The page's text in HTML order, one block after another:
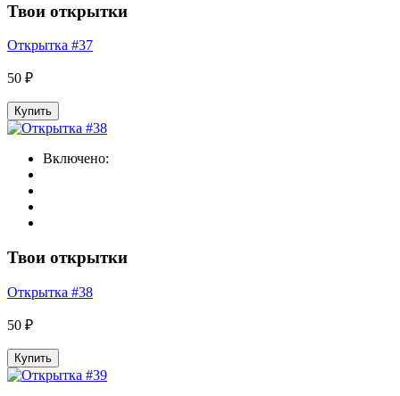
Твои открытки
Открытка #37
50 ₽
Купить
Включено:
Твои открытки
Открытка #38
50 ₽
Купить